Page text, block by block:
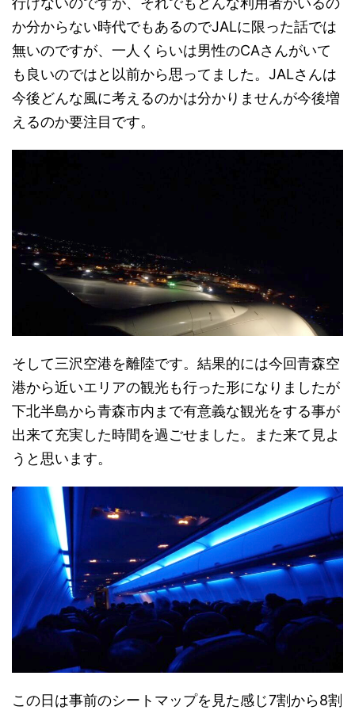
か分からない時代でもあるのでJALに限った話では
無いのですが、一人くらいは男性のCAさんがいて
も良いのではと以前から思ってました。JALさんは
今後どんな風に考えるのかは分かりませんが今後増
えるのか要注目です。
そして三沢空港を離陸です。結果的には今回青森空
港から近いエリアの観光も行った形になりましたが
下北半島から青森市内まで有意義な観光をする事が
出来て充実した時間を過ごせました。また来て見よ
うと思います。
この日は事前のシートマップを見た感じ7割から8割